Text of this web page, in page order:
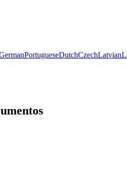
PortugueseDutchCzechLatvian